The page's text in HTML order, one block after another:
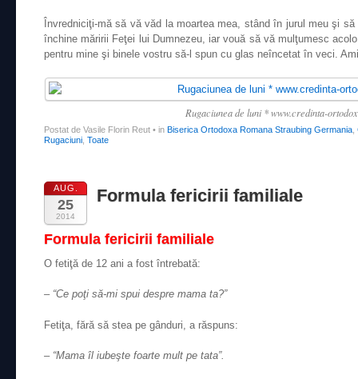
Învredniciţi-mă să vă văd la moartea mea, stând în jurul meu şi
închine măririi Feţei lui Dumnezeu, iar vouă să vă mulţumesc
pentru mine şi binele vostru să-l spun cu glas neîncetat în veci.
Rugaciunea de luni * www.credinta-
Postat de Vasile Florin Reut • in Biserica Ortodoxa Romana Straubing Germania
Rugaciuni Toate
AUG.
25
2014
Formula fericirii familiale
Formula fericirii familiale
O fetiţă de 12 ani a fost întrebată:
– “Ce poţi să-mi spui despre mama ta?”
Fetiţa, fără să stea pe gânduri, a răspuns:
– “Mama îl iubeşte foarte mult pe tata”.